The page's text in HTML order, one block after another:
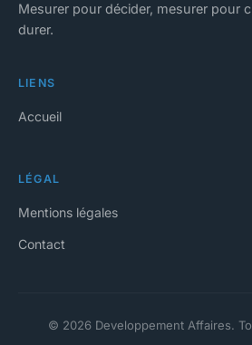
Mesurer pour décider, mesurer pour
durer.
LIENS
Accueil
LÉGAL
Mentions légales
Contact
© 2026 Developpement Affaires.